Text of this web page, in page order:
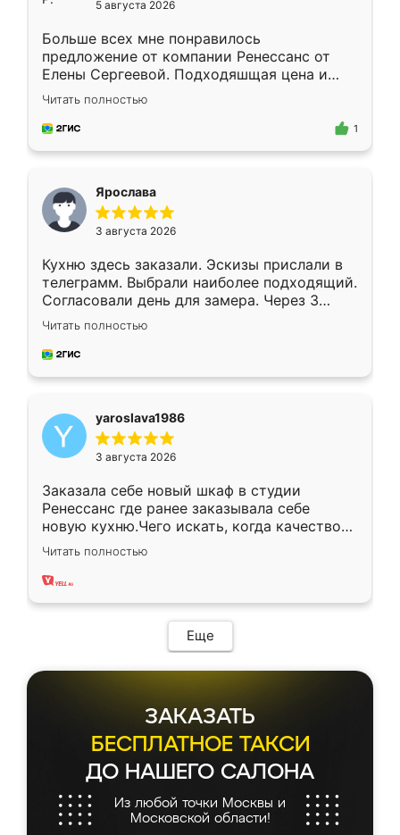
5 августа 2026
Больше всех мне понравилось
предложение от компании Ренессанс от
Елены Сергеевой. Подходяшщая цена и
короткие сроки изготовления. Приехавший
для замера сотрудник Владислав
предложил по моему эскизу самый
Читать полностью
1
Ярослава
3 августа 2026
Кухню здесь заказали. Эскизы прислали в
телеграмм. Выбрали наиболее подходящий.
Согласовали день для замера. Через 3
недели кухня была уже готова. Остались
довольны работой. Спасибо Ренессанс
мебель за качественную работу!
Читать полностью
yaroslava1986
3 августа 2026
Заказала себе новый шкаф в студии
Ренессанс где ранее заказывала себе
новую кухню.Чего искать, когда качеством
вполне довольна. Служит кухня уже почти
два года, нареканий нет.
Читать полностью
Еще
ЗАКАЗАТЬ
БЕСПЛАТНОЕ ТАКСИ
ДО НАШЕГО САЛОНА
Из любой точки Москвы и
Московской области!